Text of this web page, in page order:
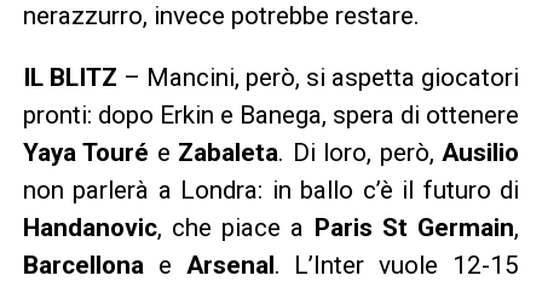
nerazzurro, invece potrebbe restare.
IL BLITZ – Mancini, però, si aspetta giocatori
pronti: dopo Erkin e Banega, spera di ottenere
Yaya Touré e Zabaleta. Di loro, però,Ausilio
non parlerà a Londra: in ballo c’è il futuro di
Handanovic, che piace a Paris St Germain,
Barcellonae Arsenal. L’Inter vuole 12-15